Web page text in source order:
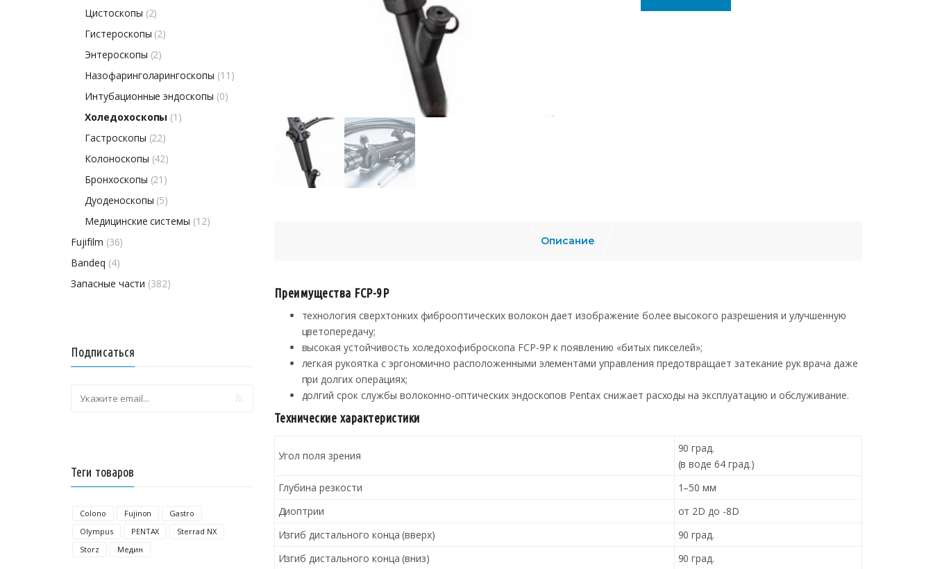
Цистоскопы (2)
Гистероскопы (2)
Энтероскопы (2)
Назофаринголарингоскопы (11)
Интубационные эндоскопы (0)
Холедохоскопы (1)
Гастроскопы (22)
Колоноскопы (42)
Бронхоскопы (21)
Дуоденоскопы (5)
Медицинские системы (12)
Fujifilm (36)
Bandeq (4)
Запасные части (382)
Подписаться
Теги товаров
Colono Fujinon
Gastro
Olympus
PENTAX
Sterrad NX
Storz
Медин
Описание
Преимущества FCP-9P
технология сверхтонких фиброоптических волокон дает изображение более высокого разрешения и улучшенную
цветопередачу;
высокая устойчивость холедохофиброскопа FCP-9P к появлению «битых пикселей»;
легкая рукоятка с эргономично расположенными элементами управления предотвращает затекание рук врача даже
при долгих операциях;
долгий срок службы волоконно-оптических эндоскопов Pentax снижает расходы на эксплуатацию и обслуживание.
Технические характеристики
Угол поля зрения
90 град.
(в воде 64 град.)
Глубина резкости
1–50 мм
Диоптрии
от 2D до -8D
Изгиб дистального конца (вверх)
90 град.
Изгиб дистального конца (вниз)
90 град.